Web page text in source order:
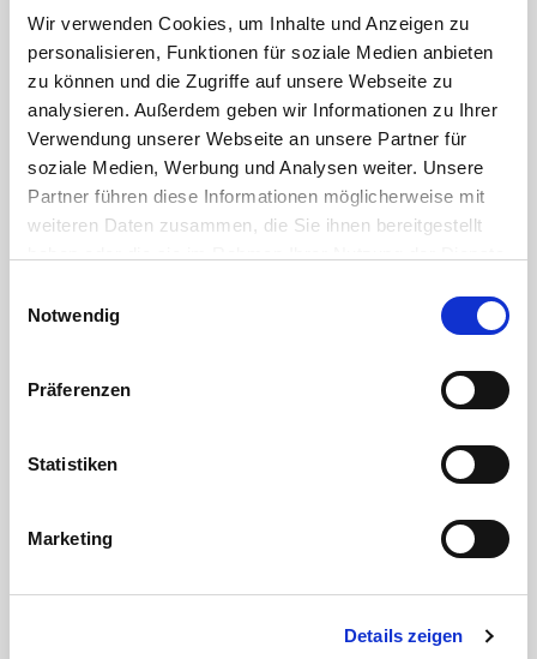
Wir verwenden Cookies, um Inhalte und Anzeigen zu
personalisieren, Funktionen für soziale Medien anbieten
zu können und die Zugriffe auf unsere Webseite zu
analysieren. Außerdem geben wir Informationen zu Ihrer
Verwendung unserer Webseite an unsere Partner für
soziale Medien, Werbung und Analysen weiter. Unsere
Partner führen diese Informationen möglicherweise mit
weiteren Daten zusammen, die Sie ihnen bereitgestellt
Cookies, wenn Sie unsere Webseite weiterhin nutzen.
Notwendig
Präferenzen
Statistiken
Marketing
Details zeigen
(PN):
Medium Wasser
Material: PVC-U
Farbe: Grau
chemische Beständigkeit von Kunststoffen